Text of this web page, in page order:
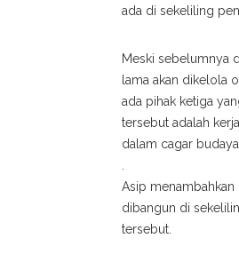
ada di sekeliling
Meski sebelumnya
lama akan dikelola
ada pihak ketiga
tersebut adalah
dalam cagar
.
Asip
dibangun di
tersebut.